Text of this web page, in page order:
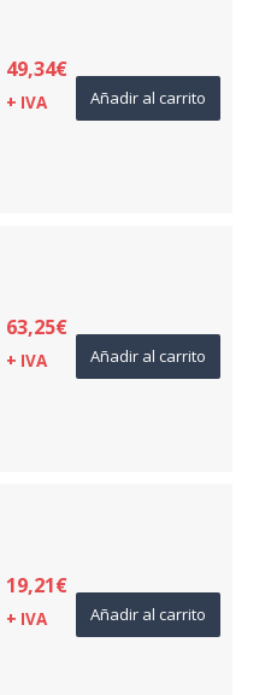
49,34€
+ IVA Añadir al carrito
63,25€
+ IVA Añadir al carrito
19,21€
+ IVA Añadir al carrito